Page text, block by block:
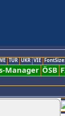
TUR UKR VIE
Manager ÖSB